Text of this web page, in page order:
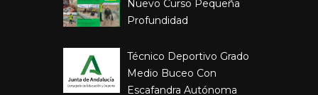
Nuevo Curso Pequeña
Profundidad
Técnico Deportivo Grado
Medio Buceo Con
Escafandra Autónoma